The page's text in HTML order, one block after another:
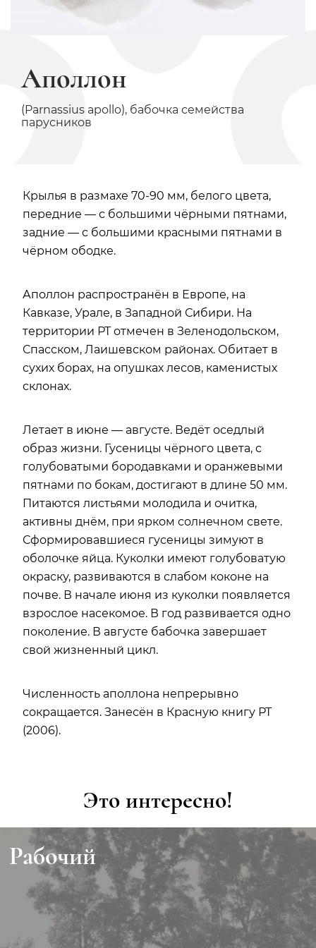
Аполлон
(Parnassius apollo), бабочка семейства
парусников
Крылья в размахе 70-90 мм, белого цвета,
передние — с большими чёрными пятнами,
задние — с большими красными пятнами в
чёрном ободке.
Аполлон распространён в Европе, на
Кавказе, Урале, в Западной Сибири. На
территории РТ отмечен в Зеленодольском,
Спасском, Лаишевском районах. Обитает в
сухих борах, на опушках лесов, каменистых
склонах.
Летает в июне — августе. Ведёт оседлый
образ жизни. Гусеницы чёрного цвета, с
голубоватыми бородавками и оранжевыми
пятнами по бокам, достигают в длине 50 мм.
Питаются листьями молодила и очитка,
активны днём, при ярком солнечном свете.
Сформировавшиеся гусеницы зимуют в
оболочке яйца. Куколки имеют голубоватую
окраску, развиваются в слабом коконе на
почве. В начале июня из куколки появляется
взрослое насекомое. В год развивается одно
поколение. В августе бабочка завершает
свой жизненный цикл.
Численность аполлона непрерывно
сокращается. Занесён в Красную книгу РТ
(2006).
Это интересно!
Рабочий